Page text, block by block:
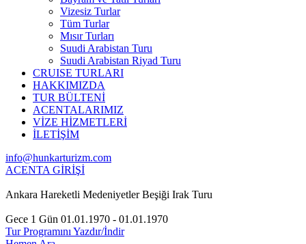
Vizesiz Turlar
Tüm Turlar
Mısır Turları
Suudi Arabistan Turu
Suudi Arabistan Riyad Turu
CRUISE TURLARI
HAKKIMIZDA
TUR BÜLTENİ
ACENTALARIMIZ
VİZE HİZMETLERİ
İLETİŞİM
info@hunkarturizm.com
ACENTA GİRİŞİ
Ankara Hareketli Medeniyetler Beşiği Irak Turu
Gece 1 Gün 01.01.1970 - 01.01.1970
Tur Programını Yazdır/İndir